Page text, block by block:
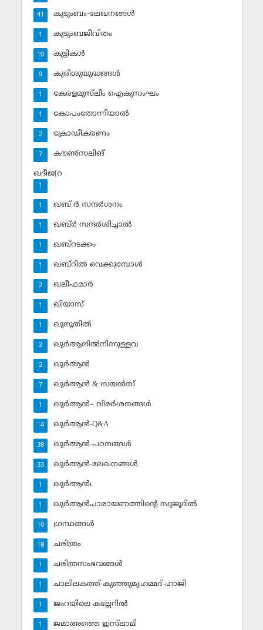
കുടുംബം-ലേഖനങ്ങള്‍
41
കുടുംബജീവിതം
1
കുട്ടികള്‍
10
കുരിശുയുദ്ധങ്ങള്‍
9
കേരളമുസ്‌ലിം ഐക്യസംഘം
1
കോപംതോന്നിയാല്‍
1
ക്രോഡീകരണം
2
കൗണ്‍സലിങ്‌
7
ഖദീജ(റ
1
ഖബ് ര്‍ സന്ദര്‍ശനം
1
ഖബ്ര്‍ സന്ദര്‍ശിച്ചാല്‍
1
ഖബ്‌റടക്കം
1
ഖബ്‌റില്‍ വെക്കുമ്പോള്‍
1
ഖലീഫമാര്‍
2
ഖിയാസ്
1
ഖുനൂതില്‍
1
ഖുര്‍ആനില്‍നിന്നുള്ളവ
2
ഖുര്‍ആന്‍
2
ഖുര്‍ആന്‍ & സയന്‍സ്‌
7
ഖുര്‍ആന്‍– വിമര്‍ശനങ്ങള്‍
1
ഖുര്‍ആന്‍-Q&A
14
ഖുര്‍ആന്‍-പഠനങ്ങള്‍
38
ഖുര്‍ആന്‍-ലേഖനങ്ങള്‍
33
ഖുര്‍ആന്‍r
1
ഖുര്‍ആന്‍പാരായണത്തിന്റെ സുജൂദില്‍
1
ഗ്രന്ഥങ്ങള്‍
10
ചരിത്രം
18
ചരിത്രസംഭവങ്ങള്‍
1
ചാലിലകത്ത് കുഞ്ഞുമുഹമ്മദ് ഹാജി
1
ജംറയിലെ കല്ലേറില്‍
1
ജമാഅത്തെ ഇസ്‌ലാമി
1